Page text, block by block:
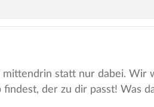
statt nur dabei. Wir
der zu dir passt! Was